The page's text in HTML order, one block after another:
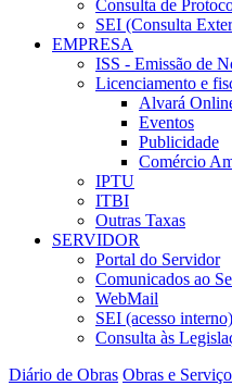
Consulta de
SEI (Consulta
EMPRESA
ISS - Emissão de
Licenciamento e
Alvará
Eventos
Publicidade
Comércio
IPTU
ITBI
Outras Taxas
SERVIDOR
Portal do Servidor
Comunicados ao
WebMail
SEI (acesso interno)
Consulta às
Diário de Obras Obras e